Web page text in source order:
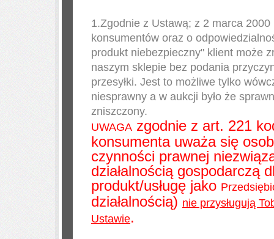
1.Zgodnie z Ustawą; z 2 marca
konsumentów oraz o
produkt niebezpieczny" klient może
naszym sklepie bez podania
przesyłki. Jest to możliwe tylko
niesprawny a w aukcji było że
zniszczony.
UWAGA zgodnie z art. 221
konsumenta uważa się
czynności prawnej
działalnością gospodarczą
produkt/usługę jako
działalnością) nie przysługują
Ustawie.